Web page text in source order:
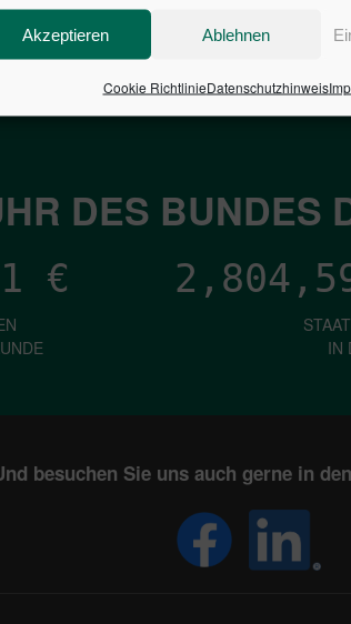
Akzeptieren Ablehnen
Cookie RichtlinieDatenschutzhinweis
DES BUNDES
€
IN
besuchen Sie uns auch gerne in